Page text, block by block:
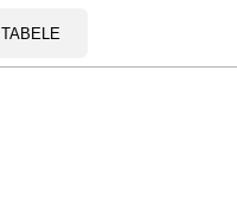
TABELE